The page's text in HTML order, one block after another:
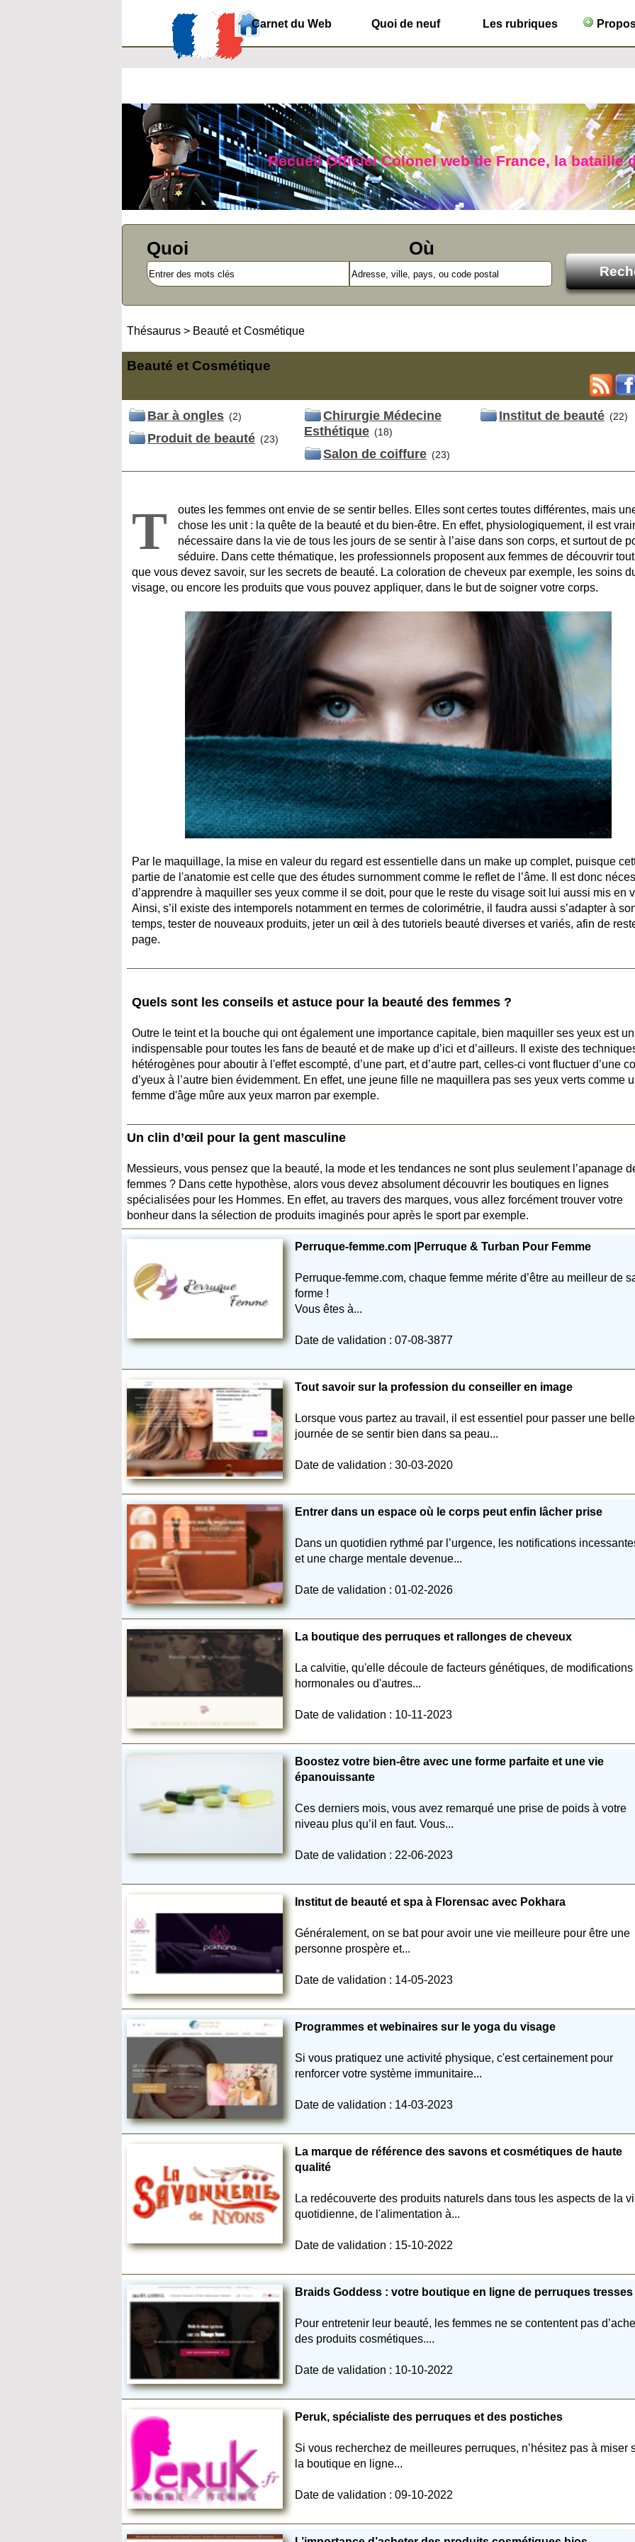
Carnet du Web Quoi de neuf Les rubriques
Recueil Officiel Colonel web de France, la bataille
Quoi Où
Thésaurus > Beauté et Cosmétique
Beauté et Cosmétique
Bar à ongles (2)
Produit de beauté (23)
Chirurgie Médecine
Esthétique (18)
Salon de coiffure (23)
Institut de beauté (22)
T
outes les femmes ont envie de se sentir belles. Elles sont certes toutes différentes, mais
chose les unit : la quête de la beauté et du bien-être. En effet, physiologiquement, il est
nécessaire dans la vie de tous les jours de se sentir à l’aise dans son corps, et surtout de
séduire. Dans cette thématique, les professionnels proposent aux femmes de découvrir
que vous devez savoir, sur les secrets de beauté. La coloration de cheveux par exemple, les soins
visage, ou encore les produits que vous pouvez appliquer, dans le but de soigner votre corps.
Par le maquillage, la mise en valeur du regard est essentielle dans un make up complet, puisque
partie de l'anatomie est celle que des études surnomment comme le reflet de l’âme. Il est donc
d’apprendre à maquiller ses yeux comme il se doit, pour que le reste du visage soit lui aussi mis en
Ainsi, s’il existe des intemporels notamment en termes de colorimétrie, il faudra aussi s’adapter à
temps, tester de nouveaux produits, jeter un œil à des tutoriels beauté diverses et variés, afin de
page.
Quels sont les conseils et astuce pour la beauté des femmes ?
Outre le teint et la bouche qui ont également une importance capitale, bien maquiller ses yeux est un
indispensable pour toutes les fans de beauté et de make up d’ici et d’ailleurs. Il existe des
hétérogènes pour aboutir à l'effet escompté, d’une part, et d’autre part, celles-ci vont fluctuer d’une
d’yeux à l’autre bien évidemment. En effet, une jeune fille ne maquillera pas ses yeux verts comme
femme d'âge mûre aux yeux marron par exemple.
Un clin d’œil pour la gent masculine
Messieurs, vous pensez que la beauté, la mode et les tendances ne sont plus seulement l’apanage
femmes ? Dans cette hypothèse, alors vous devez absolument découvrir les boutiques en lignes
spécialisées pour les Hommes. En effet, au travers des marques, vous allez forcément trouver votre
bonheur dans la sélection de produits imaginés pour après le sport par exemple.
Perruque-femme.com |Perruque & Turban Pour Femme
Perruque-femme.com, chaque femme mérite d’être au meilleur de
forme !
Vous êtes à...
Date de validation : 07-08-3877
Tout savoir sur la profession du conseiller en image
Lorsque vous partez au travail, il est essentiel pour passer une belle
journée de se sentir bien dans sa peau...
Date de validation : 30-03-2020
Entrer dans un espace où le corps peut enfin lâcher prise
Dans un quotidien rythmé par l’urgence, les notifications
et une charge mentale devenue...
Date de validation : 01-02-2026
La boutique des perruques et rallonges de cheveux
La calvitie, qu'elle découle de facteurs génétiques, de modifications
hormonales ou d'autres...
Date de validation : 10-11-2023
Boostez votre bien-être avec une forme parfaite et une vie
épanouissante
Ces derniers mois, vous avez remarqué une prise de poids à votre
niveau plus qu’il en faut. Vous...
Date de validation : 22-06-2023
Institut de beauté et spa à Florensac avec Pokhara
Généralement, on se bat pour avoir une vie meilleure pour être une
personne prospère et...
Date de validation : 14-05-2023
Programmes et webinaires sur le yoga du visage
Si vous pratiquez une activité physique, c'est certainement pour
renforcer votre système immunitaire...
Date de validation : 14-03-2023
La marque de référence des savons et cosmétiques de haute
qualité
La redécouverte des produits naturels dans tous les aspects de la
quotidienne, de l'alimentation à...
Date de validation : 15-10-2022
Braids Goddess : votre boutique en ligne de perruques tresses
Pour entretenir leur beauté, les femmes ne se contentent pas
des produits cosmétiques....
Date de validation : 10-10-2022
Peruk, spécialiste des perruques et des postiches
Si vous recherchez de meilleures perruques, n’hésitez pas à miser
la boutique en ligne...
Date de validation : 09-10-2022